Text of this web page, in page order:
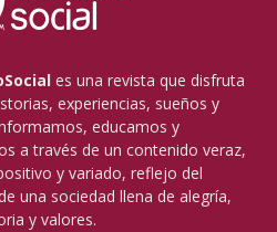
es una revista que disfruta
experiencias, sueños y
educamos y
a través de un contenido veraz,
y variado, reflejo del
una sociedad llena de alegría,
y valores.